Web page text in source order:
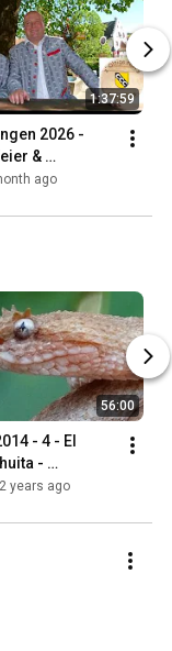
1:37:59
2026 -
&
ago
56:00
- 4 - El
-
Viejo de
years ago